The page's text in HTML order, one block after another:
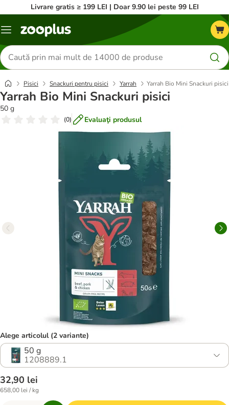
Livrare gratis ≥ 199 LEI | Doar 9.90 lei peste 99 LEI
Categorii
Căutare
produse
Pisici Snackuri pentru pisici Yarrah Yarrah Bio Mini Snackuri pisici
Yarrah Bio Mini Snackuri pisici
50 g
(0) Evaluaţi produsul
Alege articolul (2 variante)
50 g
1208889.1
32,90 lei
658,00 lei / kg